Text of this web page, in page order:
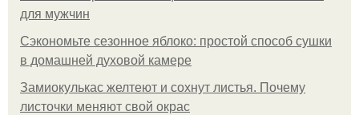
для мужчин
Сэкономьте сезонное яблоко: простой способ сушки
в домашней духовой камере
Замиокулькас желтеют и сохнут листья. Почему
листочки меняют свой окрас